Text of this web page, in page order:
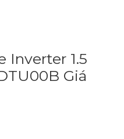
Inverter 1.5
Giá